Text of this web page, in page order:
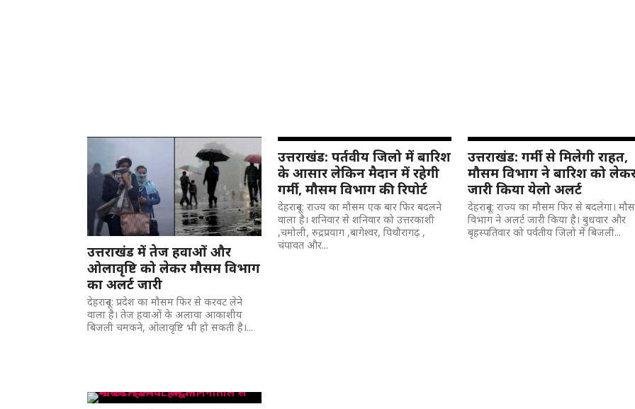
उत्तराखंड में तेज हवाओं और
ओलावृष्टि को लेकर मौसम विभाग
का अलर्ट जारी
देहरादून: प्रदेश का मौसम फिर से करवट लेने
वाला है। तेज हवाओं के अलावा आकाशीय
बिजली चमकने, ओलावृष्टि भी हो सकती है।...
उत्तराखंड: पर्तवीय जिलो में बारिश
के आसार लेकिन मैदान में रहेगी
गर्मी, मौसम विभाग की रिपोर्ट
देहरादून: राज्य का मौसम एक बार फिर बदलने
वाला है। शनिवार से शनिवार को उत्तरकाशी
,चमोली, रुद्रप्रयाग ,बागेश्वर, पिथौरागढ़ ,
चंपावत और...
उत्तराखंड: गर्मी से मिलेगी राहत,
मौसम विभाग ने बारिश को
जारी किया येलो अलर्ट
देहरादून: राज्य का मौसम फिर से बदलेगा।
विभाग ने अलर्ट जारी किया है। बुधवार और
बृहस्पतिवार को पर्वतीय जिलो में बिजली...